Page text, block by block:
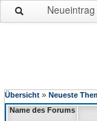
Neueintrag
Übersicht » Neueste
Name des Forums